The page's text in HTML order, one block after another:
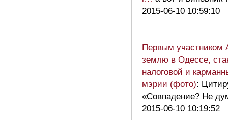
2015-06-10 10:59:10
Первым
землю в Одессе,
налоговой и
мэрии (фото):
«Совпадение? Не
2015-06-10 10:19:52